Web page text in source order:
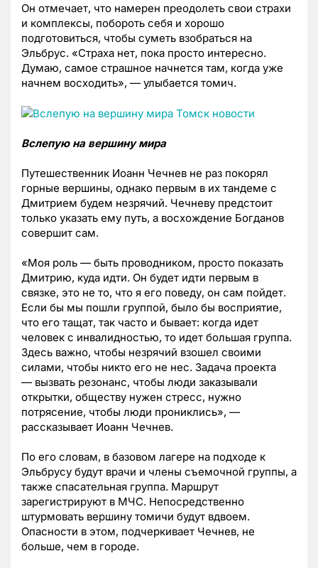
Он отмечает, что намерен преодолеть свои страхи
и комплексы, побороть себя и хорошо
подготовиться, чтобы суметь взобраться на
Эльбрус. «Страха нет, пока просто интересно.
Думаю, самое страшное начнется там, когда уже
начнем восходить», — улыбается томич.
Вслепую на вершину мира
Путешественник Иоанн Чечнев не раз покорял
горные вершины, однако первым в их тандеме с
Дмитрием будем незрячий. Чечневу предстоит
только указать ему путь, а восхождение Богданов
совершит сам.
«Моя роль — быть проводником, просто показать
Дмитрию, куда идти. Он будет идти первым в
связке, это не то, что я его поведу, он сам пойдет.
Если бы мы пошли группой, было бы восприятие,
что его тащат, так часто и бывает: когда идет
человек с инвалидностью, то идет большая группа.
Здесь важно, чтобы незрячий взошел своими
силами, чтобы никто его не нес. Задача проекта
— вызвать резонанс, чтобы люди заказывали
открытки, обществу нужен стресс, нужно
потрясение, чтобы люди прониклись», —
рассказывает Иоанн Чечнев.
По его словам, в базовом лагере на подходе к
Эльбрусу будут врачи и члены съемочной группы, а
также спасательная группа. Маршрут
зарегистрируют в МЧС. Непосредственно
штурмовать вершину томичи будут вдвоем.
Опасности в этом, подчеркивает Чечнев, не
больше, чем в городе.